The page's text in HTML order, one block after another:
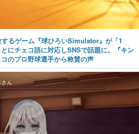
るゲーム『球ひろいSimulator』が「1
にチェコ語に対応しSNSで話題に。『キン
のプロ野球選手から称賛の声